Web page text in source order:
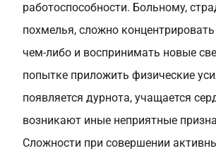
работоспособности. Больному,
похмелья, сложно
чем-либо и воспринимать новые
попытке приложить физические
появляется дурнота, учащается
возникают иные неприятные
Сложности при совершении